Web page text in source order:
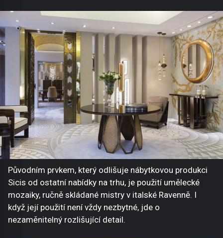
Původním prvkem, který odlišuje nábytkovou produkci
Sicis od ostatní nabídky na trhu, je použití umělecké
mozaiky, ručně skládané mistry v italské Ravenně. I
když její použití není vždy nezbytné, jde o
nezaměnitelný rozlišující detail.